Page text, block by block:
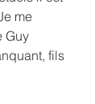
me
Guy
fils